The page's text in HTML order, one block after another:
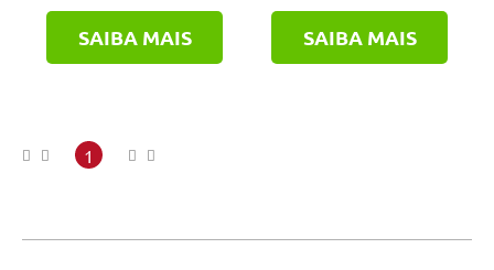
SAIBA MAIS SAIBA MAIS
1